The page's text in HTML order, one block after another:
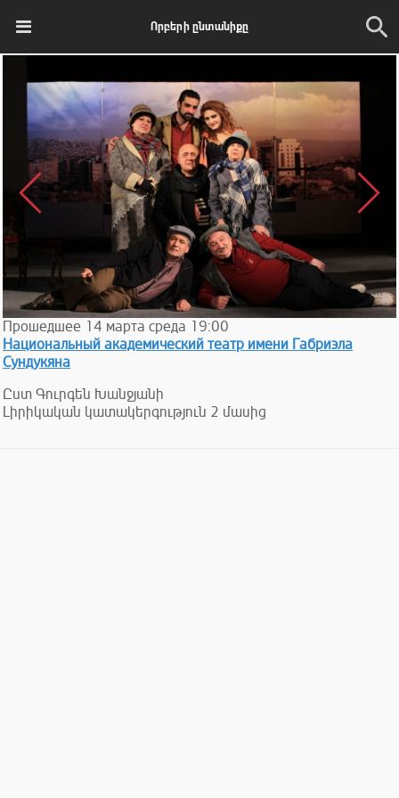
Որբերի ընտանիքը
Прошедшее 14 марта среда 19:00
Национальный академический театр имени Габриэла
Сундукяна
Ըստ Գուրգեն Խանջյանի
Լիրիկական կատակերգություն 2 մասից